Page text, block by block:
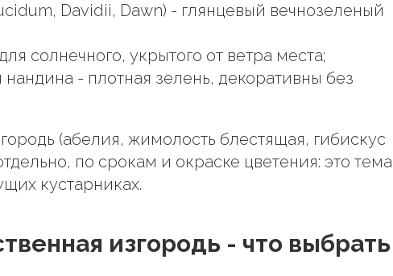
Davidii, Dawn) - глянцевый вечнозеленый
солнечного, укрытого от ветра места;
- плотная зелень, декоративны без
(абелия, жимолость блестящая, гибискус
по срокам и окраске цветения: это тема
кустарниках.
изгородь - что выбрать